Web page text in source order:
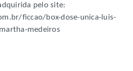
pelo site:
ficcao/box-dose-unica-luis-
medeiros